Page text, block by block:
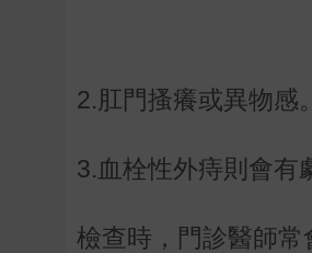
2.肛門搔癢或異物感。
3.血栓性外痔則會有
檢查時，門診醫師